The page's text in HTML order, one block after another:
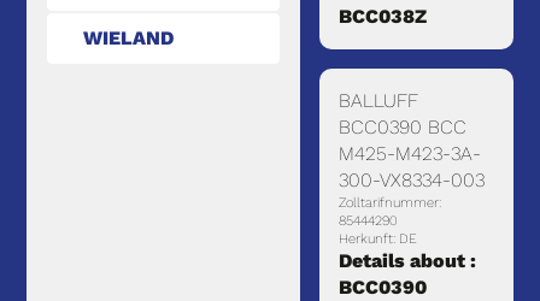
WIELAND
BCC038Z
BALLUFF
BCC0390 BCC
M425-M423-3A-
300-VX8334-003
Zolltarifnummer:
85444290
Herkunft: DE
Details about :
BCC0390